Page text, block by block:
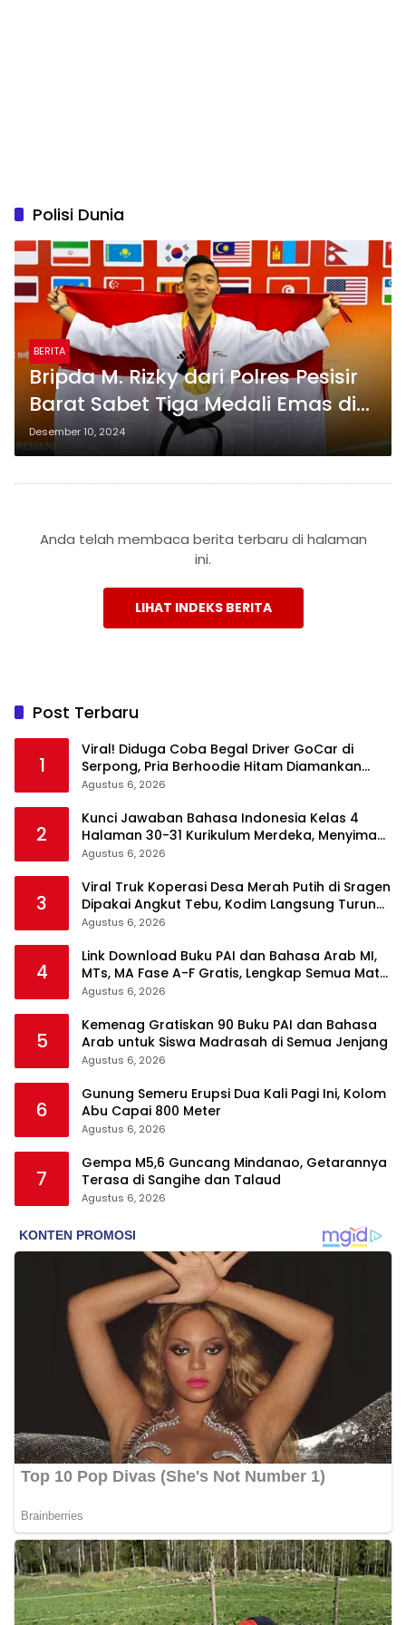
Polisi Dunia
BERITA
Bripda M. Rizky dari Polres Pesisir
Barat Sabet Tiga Medali Emas di
Kejuaraan Taekwondo
Internasional Vietnam
Desember 10, 2024
Anda telah membaca berita terbaru di halaman
ini.
LIHAT INDEKS BERITA
Post Terbaru
1
Viral! Diduga Coba Begal Driver GoCar di
Serpong, Pria Berhoodie Hitam Diamankan
Warga dan Polisi
Agustus 6, 2026
2
Kunci Jawaban Bahasa Indonesia Kelas 4
Halaman 30-31 Kurikulum Merdeka, Menyimak
Teks Kepala Suku Len
Agustus 6, 2026
3
Viral Truk Koperasi Desa Merah Putih di Sragen
Dipakai Angkut Tebu, Kodim Langsung Turun
Tangan
Agustus 6, 2026
4
Link Download Buku PAI dan Bahasa Arab MI,
MTs, MA Fase A-F Gratis, Lengkap Semua Mata
Pelajaran
Agustus 6, 2026
5
Kemenag Gratiskan 90 Buku PAI dan Bahasa
Arab untuk Siswa Madrasah di Semua Jenjang
Agustus 6, 2026
6
Gunung Semeru Erupsi Dua Kali Pagi Ini, Kolom
Abu Capai 800 Meter
Agustus 6, 2026
7
Gempa M5,6 Guncang Mindanao, Getarannya
Terasa di Sangihe dan Talaud
Agustus 6, 2026